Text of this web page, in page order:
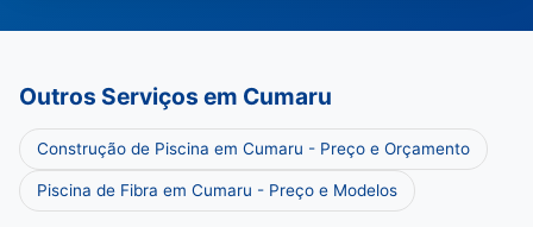
Outros Serviços em Cumaru
Construção de Piscina em Cumaru - Preço e Orçamento
Piscina de Fibra em Cumaru - Preço e Modelos